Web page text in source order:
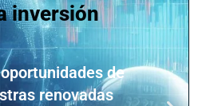
inversión
de
renovadas